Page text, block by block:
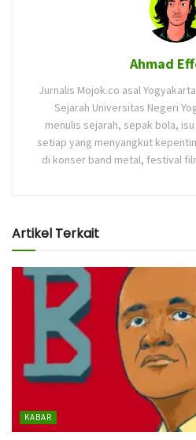
Ahmad
Jurnalis Mojok.co asal
Sejarah Universitas Negeri
menulis sejarah, sepak bola,
setiap yang menyangkut
di konser band metal, festival
Artikel Terkait
KABAR